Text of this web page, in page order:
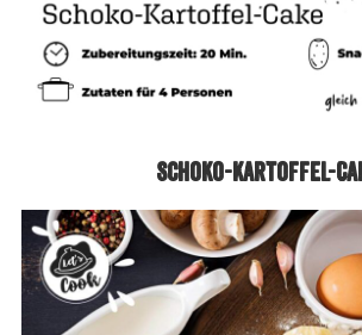
Schoko-Kartoffel-